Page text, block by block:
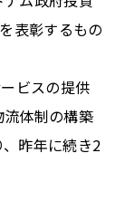
表彰するもの
ビスの提供
体制の構築
昨年に続き2